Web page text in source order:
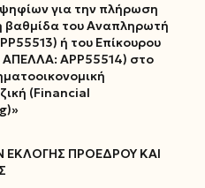
για την πλήρωση
βαθμίδα του Αναπληρωτή
ή του Επίκουρου
ΑΠΕΛΛΑ: ΑΡΡ55514) στο
(Financial
ΠΡΟΕΔΡΟΥ ΚΑΙ